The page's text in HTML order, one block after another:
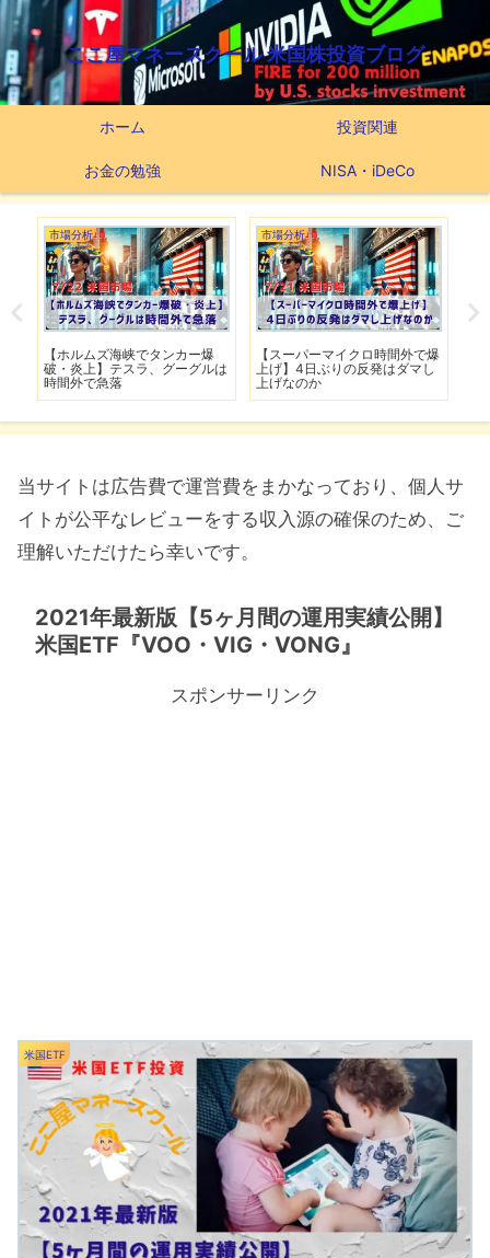
ここ屋マネースクール 米国株投資ブログ
ホーム 投資関連
お金の勉強 NISA・iDeCo
市場分析
【ホルムズ海峡でタンカー爆
破・炎上】テスラ、グーグルは
時間外で急落
市場分析
【スーパーマイクロ時間外で爆
上げ】4日ぶりの反発はダマし
上げなのか
当サイトは広告費で運営費をまかなっており、個人サ
イトが公平なレビューをする収入源の確保のため、ご
理解いただけたら幸いです。
2021年最新版【5ヶ月間の運用実績公開】
米国ETF『VOO・VIG・VONG』
スポンサーリンク
米国ETF